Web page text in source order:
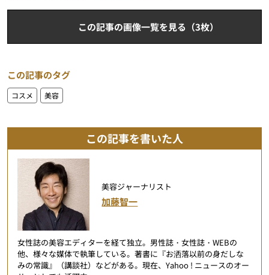
この記事の画像一覧を見る（3枚）
この記事のタグ
コスメ 美容
この記事を書いた人
美容ジャーナリスト
加藤智一
女性誌の美容エディターを経て独立。男性誌・女性誌・WEBの
他、様々な媒体で執筆している。著書に『お洒落以前の身だしな
みの常識』（講談社）などがある。現在、Yahoo ! ニュースのオー